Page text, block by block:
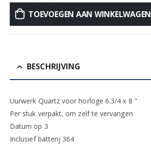
TOEVOEGEN AAN WINKELWAGEN
BESCHRIJVING
Uurwerk Quartz voor horloge 6.3/4 x 8 "
Per stuk verpakt, om zelf te vervangen
Datum op 3
Inclusief batterij 364